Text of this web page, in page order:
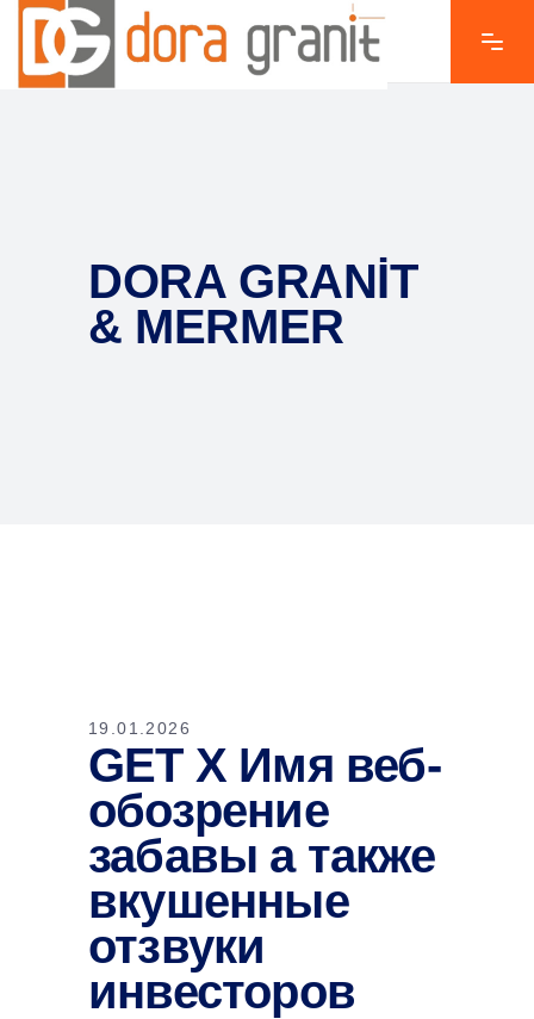
DORA GRANIT
& MERMER
19.01.2026
GET X Имя веб-
обозрение
забавы а также
вкушенные
отзвуки
инвесторов